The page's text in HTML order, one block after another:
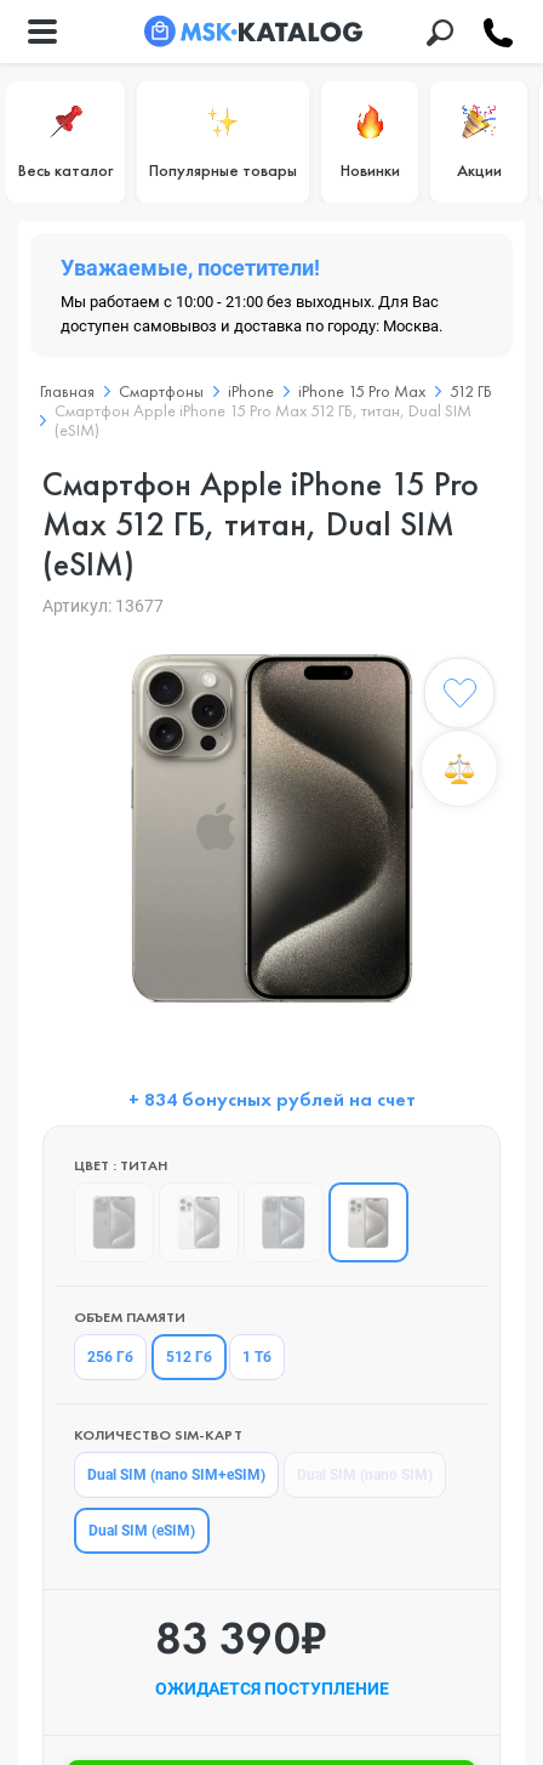
Весь каталог Популярные товары Новинки Акции
Уважаемые, посетители!
Мы работаем с 10:00 - 21:00 без выходных. Для Вас
доступен самовывоз и доставка по городу: Москва.
Главная Смартфоны iPhone iPhone 15 Pro Max
512 ГБ
Смартфон Apple iPhone 15 Pro Max 512 ГБ, титан, Dual SIM
(eSIM)
Смартфон Apple iPhone 15 Pro
Max 512 ГБ, титан, Dual SIM
(eSIM)
Артикул: 13677
+ 834 бонусных рублей на счет
ЦВЕТ : ТИТAН
ОБЪЕМ ПАМЯТИ
256 Гб 512 Гб 1 Тб
КОЛИЧЕСТВО SIM-КАРТ
Dual SIM (nano SIM+eSIM)
Dual SIM (eSIM)
83 390₽
ОЖИДАЕТСЯ ПОСТУПЛЕНИЕ